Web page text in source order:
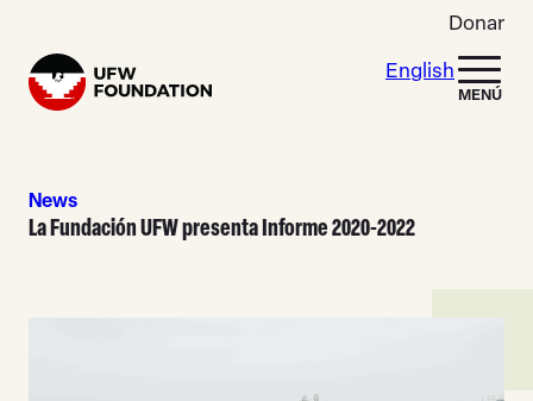
Donar
Home
English
MENÚ
News
La Fundación UFW presenta Informe 2020-2022